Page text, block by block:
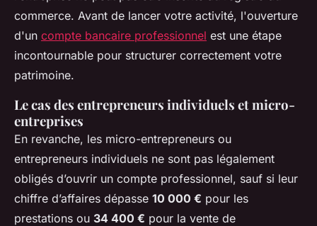
commerce. Avant de lancer votre activité, l'ouverture
d'un compte bancaire professionnel est une étape
incontournable pour structurer correctement votre
patrimoine.
Le cas des entrepreneurs individuels et micro-
entreprises
En revanche, les micro-entrepreneurs ou
entrepreneurs individuels ne sont pas légalement
obligés d’ouvrir un compte professionnel, sauf si leur
chiffre d’affaires dépasse 10 000 € pour les
prestations ou 34 400 € pour la vente de